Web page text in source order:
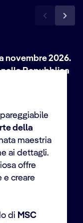
novembre 2026.
nella Repubblica
della
maestria
ai dettagli.
offre
e creare
di MSC